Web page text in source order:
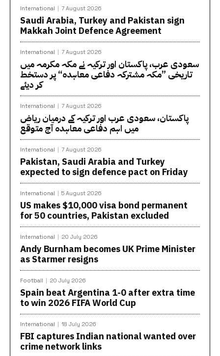
International 7 August 2026
Saudi Arabia, Turkey and Pakistan sign
Makkah Joint Defence Agreement
International 7 August 2026
سعودی عرب، پاکستان اور ترکیہ نے مکہ مکرمہ میں
تاریخی ”مکہ مشترکہ دفاعی معاہدہ“ پر دستخط
کر دیئے
International 7 August 2026
پاکستان، سعودی عرب اور ترکیہ کے درمیان ریاض
میں اہم دفاعی معاہدہ آج متوقع
International 7 August 2026
Pakistan, Saudi Arabia and Turkey
expected to sign defence pact on Friday
International 5 August 2026
US makes $10,000 visa bond permanent
for 50 countries, Pakistan excluded
International 20 July 2026
Andy Burnham becomes UK Prime Minister
as Starmer resigns
Football 20 July 2026
Spain beat Argentina 1-0 after extra time
to win 2026 FIFA World Cup
International 18 July 2026
FBI captures Indian national wanted over
crime network links